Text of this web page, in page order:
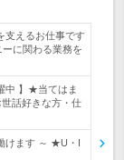
支えるお仕事です
に関わる業務を
中 】★当てはま
話好きな方・仕
けます ～ ★U・I